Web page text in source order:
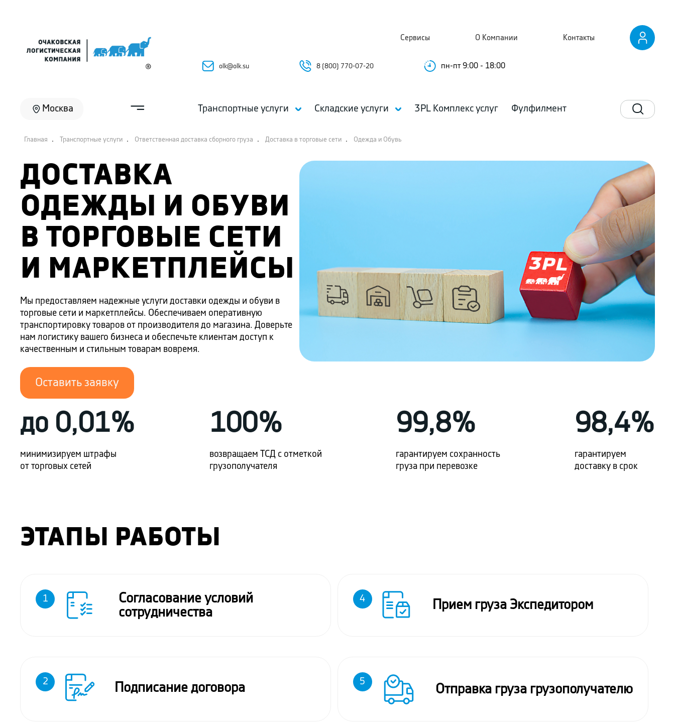
olk@olk.su 8 (800) 770-07-20 пн-пт 9:00 - 18:00
Сервисы О Компании Контакты
Москва Транспортные услуги Складские услуги 3PL Комплекс услуг Фулфилмент
Главная . Транспортные услуги . Ответственная доставка сборного груза . Доставка в торговые сети . Одежда и Обувь
ДОСТАВКА
ОДЕЖДЫ И ОБУВИ
В ТОРГОВЫЕ СЕТИ
И МАРКЕТПЛЕЙСЫ
Мы предоставляем надежные услуги доставки одежды и обуви в
торговые сети и маркетплейсы. Обеспечиваем оперативную
транспортировку товаров от производителя до магазина. Доверьте
нам логистику вашего бизнеса и обеспечьте клиентам доступ к
качественным и стильным товарам вовремя.
Оставить заявку
до 0,01%
минимизируем штрафы
от торговых сетей
100%
возвращаем ТСД с отметкой
грузополучателя
99,8%
гарантируем сохранность
груза при перевозке
98,4%
гарантируем
доставку в срок
ЭТАПЫ РАБОТЫ
1
Согласование условий
сотрудничества
4 Прием груза Экспедитором
2 Подписание договора 5
Отправка груза грузополучателю